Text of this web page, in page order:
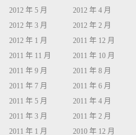
2012 年 5 月
2012 年 4 月
2012 年 3 月
2012 年 2 月
2012 年 1 月
2011 年 12 月
2011 年 11 月
2011 年 10 月
2011 年 9 月
2011 年 8 月
2011 年 7 月
2011 年 6 月
2011 年 5 月
2011 年 4 月
2011 年 3 月
2011 年 2 月
2011 年 1 月
2010 年 12 月